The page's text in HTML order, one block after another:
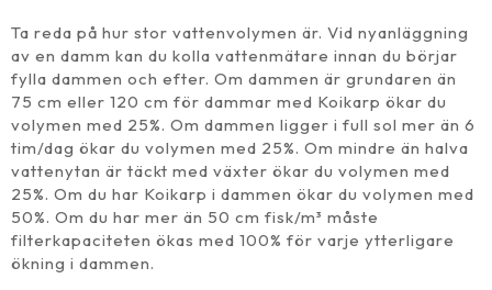
Ta reda på hur stor vattenvolymen är. Vid nyanläggning
av en damm kan du kolla vattenmätare innan du börjar
fylla dammen och efter. Om dammen är grundaren än
75 cm eller 120 cm för dammar med Koikarp ökar du
volymen med 25%. Om dammen ligger i full sol mer än 6
tim/dag ökar du volymen med 25%. Om mindre än halva
vattenytan är täckt med växter ökar du volymen med
25%. Om du har Koikarp i dammen ökar du volymen med
50%. Om du har mer än 50 cm fisk/m³ måste
filterkapaciteten ökas med 100% för varje ytterligare
ökning i dammen.